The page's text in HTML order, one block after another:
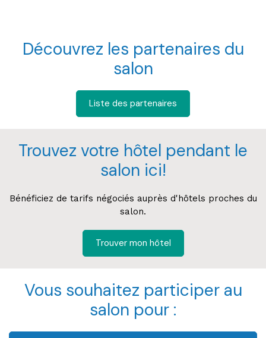
Découvrez les partenaires du
salon
Liste des partenaires
Trouvez votre hôtel pendant le
salon ici!
Bénéficiez de tarifs négociés auprès d'hôtels proches du
salon.
Trouver mon hôtel
Vous souhaitez participer au
salon pour :